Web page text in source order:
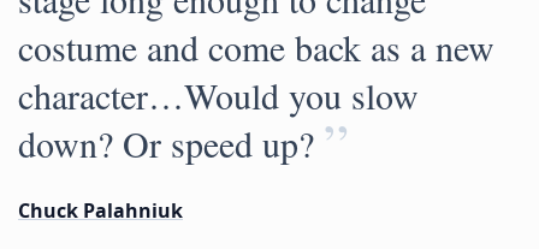
costume and come back as a new
character…Would you slow
down? Or speed up? ”
Chuck Palahniuk